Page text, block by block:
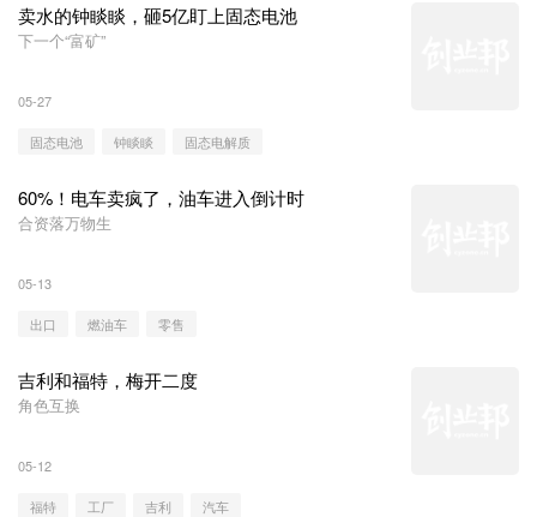
卖水的钟睒睒，砸5亿盯上固态电池
下一个“富矿”
05-27
固态电池 钟睒睒 固态电解质
60%！电车卖疯了，油车进入倒计时
合资落万物生
05-13
出口 燃油车 零售
吉利和福特，梅开二度
角色互换
05-12
福特 工厂 吉利 汽车